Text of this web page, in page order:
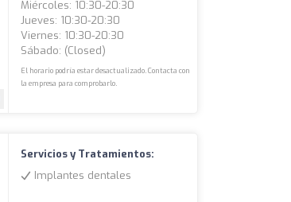
Miércoles: 10:30-20:30
Jueves: 10:30-20:30
Viernes: 10:30-20:30
Sábado: (closed)
El horario podría estar desactualizado. Contacta con
la empresa para comprobarlo.
Servicios y Tratamientos:
Implantes dentales